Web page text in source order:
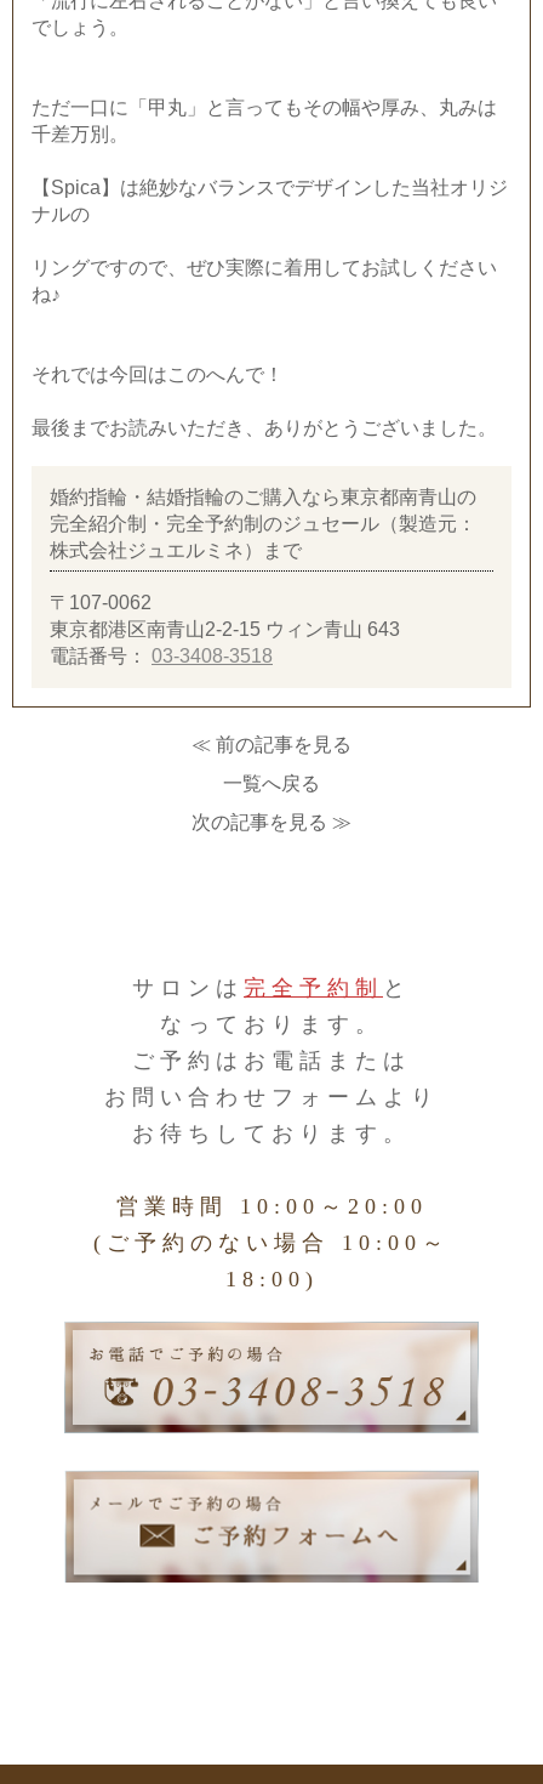
でしょう。
ただ一口に「甲丸」と言ってもその幅や厚み、丸みは
千差万別。
【Spica】は絶妙なバランスでデザインした当社オリジ
ナルの
リングですので、ぜひ実際に着用してお試しください
ね♪
それでは今回はこのへんで！
最後までお読みいただき、ありがとうございました。
婚約指輪・結婚指輪のご購入なら東京都南青山の
完全紹介制・完全予約制のジュセール（製造元：
株式会社ジュエルミネ）まで
〒107-0062
東京都港区南青山2-2-15 ウィン青山 643
電話番号： 03-3408-3518
≪ 前の記事を見る
一覧へ戻る
次の記事を見る ≫
サロンは 完全予約制
と
なっております。
ご予約はお電話または
お問い合わせフォームより
お待ちしております。
営業時間 10:00～20:00
(ご予約のない場合 10:00～
18:00)